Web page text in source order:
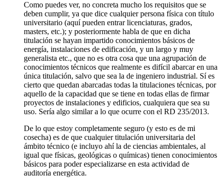
Como puedes ver, no concreta mucho los requisitos que se
deben cumplir, ya que dice cualquier persona física con título
universitario (aquí pueden entrar licenciaturas, grados,
masters, etc.); y posteriormente habla de que en dicha
titulación se hayan impartido conocimientos básicos de
energía, instalaciones de edificación, y un largo y muy
generalista etc., que no es otra cosa que una agrupación de
conocimientos técnicos que realmente es difícil abarcar en una
única titulación, salvo que sea la de ingeniero industrial. Sí es
cierto que quedan abarcadas todas la titulaciones técnicas, por
aquello de la capacidad que se tiene en todas ellas de firmar
proyectos de instalaciones y edificios, cualquiera que sea su
uso. Sería algo similar a lo que ocurre con el RD 235/2013.
De lo que estoy completamente seguro (y esto es de mi
cosecha) es de que cualquier titulación universitaria del
ámbito técnico (e incluyo ahí la de ciencias ambientales, al
igual que físicas, geológicas o químicas) tienen conocimientos
básicos para poder especializarse en esta actividad de
auditoría energética.